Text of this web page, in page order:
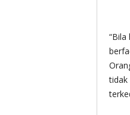
tidak